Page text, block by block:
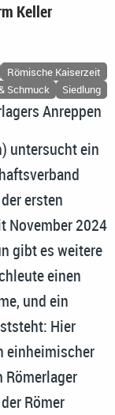
Keller
Römische Kaiserzeit
Schmuck
Siedlung
Anreppen
untersucht ein
ersten
November 2024
gibt es weitere
einen
und ein
Hier
einheimischer
Römerlager
Römer